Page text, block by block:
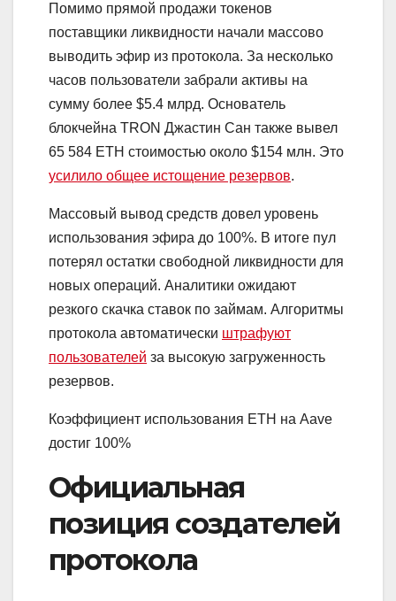
Помимо прямой продажи токенов
поставщики ликвидности начали массово
выводить эфир из протокола. За несколько
часов пользователи забрали активы на
сумму более $5.4 млрд. Основатель
блокчейна TRON Джастин Сан также вывел
65 584 ETH стоимостью около $154 млн. Это
усилило общее истощение резервов.
Массовый вывод средств довел уровень
использования эфира до 100%. В итоге пул
потерял остатки свободной ликвидности для
новых операций. Аналитики ожидают
резкого скачка ставок по займам. Алгоритмы
протокола автоматически штрафуют
пользователей за высокую загруженность
резервов.
Коэффициент использования ETH на Aave
достиг 100%
Официальная
позиция создателей
протокола